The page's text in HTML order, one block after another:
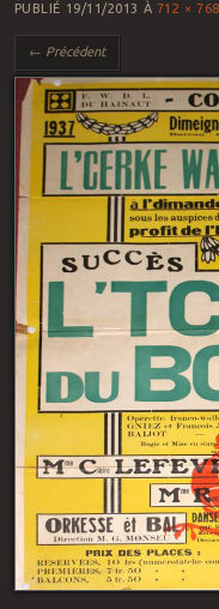
PUBLIÉ 19/11/2013 À 712 × 768
← Précédent